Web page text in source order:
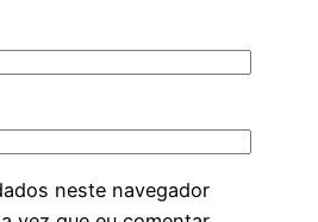
neste navegador